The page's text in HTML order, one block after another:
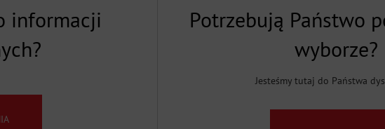
informacji
Potrzebują Państwo
wyborze?
Jesteśmy tutaj do Państwa